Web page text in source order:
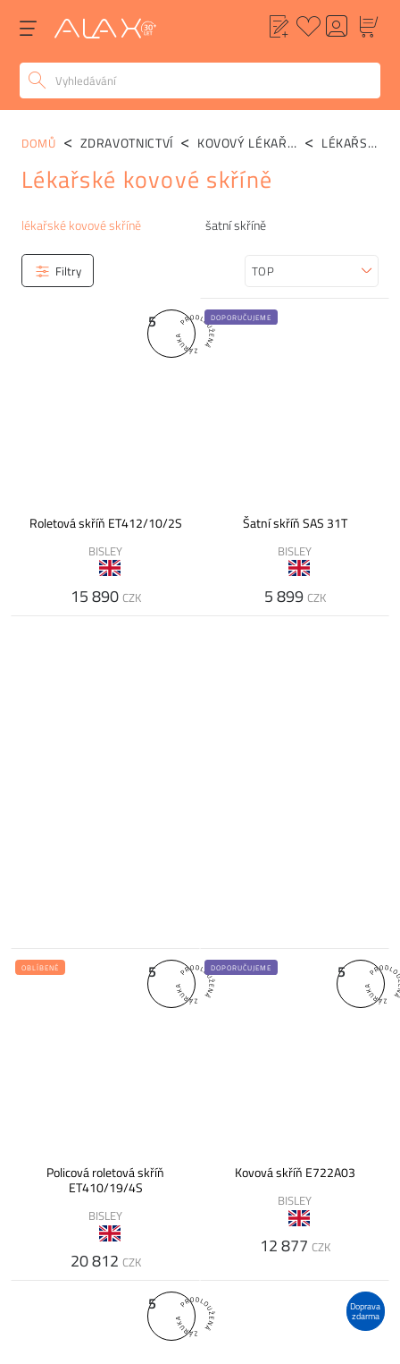
Kategorie
lékařské kovové skříně šatní skříně
DOMŮ ZDRAVOTNICTVÍ KOVOVÝ LÉKAŘSKÝ NÁBYTEK LÉKAŘSKÉ KOVOVÉ SKŘÍNĚ
Lékařské kovové skříně
Filtry Seřadit
5
Roletová skříň ET412/10/2S
BISLEY
15 890 CZK
DOPORUČUJEME
Šatní skříň SAS 31T
BISLEY
5 899 CZK
5
OBLÍBENÉ
Policová roletová skříň
ET410/19/4S
BISLEY
20 812 CZK
5
DOPORUČUJEME
Kovová skříň E722A03
BISLEY
12 877 CZK
5 Doprava
zdarma